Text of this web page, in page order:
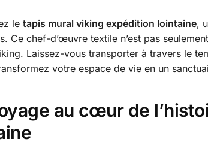
le tapis mural viking expédition lointaine,
Ce chef-d’œuvre textile n’est pas
Laissez-vous transporter à travers le
votre espace de vie en un
au cœur de